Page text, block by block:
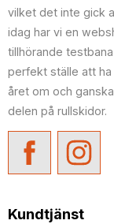
vilket det inte gick
idag har vi en
tillhörande
perfekt ställe att
året om och
delen på rullskidor.
Kundtjänst